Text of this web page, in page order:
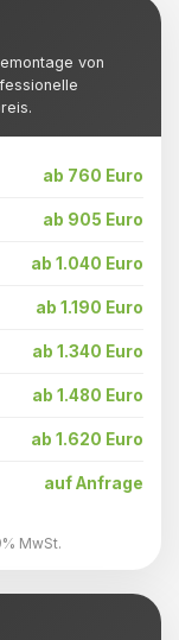
von
ab 760 Euro
ab 905 Euro
ab 1.040 Euro
ab 1.190 Euro
ab 1.340 Euro
ab 1.480 Euro
ab 1.620 Euro
auf Anfrage
MwSt.